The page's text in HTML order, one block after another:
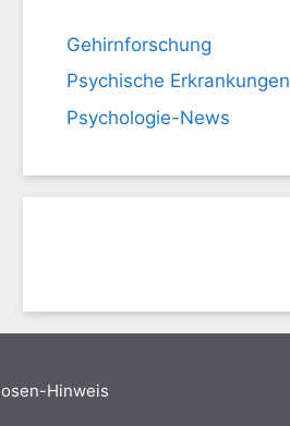
Gehirnforschung
Psychische Erkrankungen
Psychologie-News
Hinweis